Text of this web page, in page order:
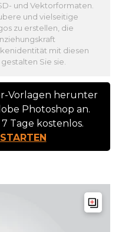
und Vektorformaten.
und vielseitige
zu erstellen, die
mit diesen
Sie sie.
Vorlagen herunter
Photoshop an.
Tage kostenlos.